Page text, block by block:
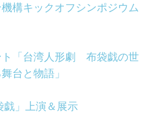
構キックオフシンポジウム
ト「台湾人形劇 布袋戯の世
台と物語」
戯」上演＆展示